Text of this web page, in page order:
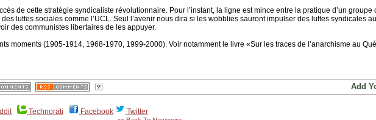
de cette stratégie syndicaliste révolutionnaire. Pour l’instant, la ligne est mince entre la pratique d’un
luttes sociales comme l’UCL. Seul l’avenir nous dira si les wobblies sauront impulser des luttes syndicales
des communistes libertaires de les appuyer.
moments (1905-1914, 1968-1970, 1999-2000). Voir notamment le livre «Sur les traces de l’anarchisme au
Add
Technorati Facebook Twitter